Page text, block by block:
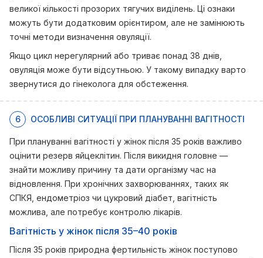
великої кількості прозорих тягучих виділень. Ці ознаки
можуть бути додатковим орієнтиром, але не замінюють
точні методи визначення овуляції.
Якщо цикл нерегулярний або триває понад 38 днів,
овуляція може бути відсутньою. У такому випадку варто
звернутися до гінеколога для обстеження.
6 ОСОБЛИВІ СИТУАЦІЇ ПРИ ПЛАНУВАННІ ВАГІТНОСТІ
При плануванні вагітності у жінок після 35 років важливо
оцінити резерв яйцеклітин. Після викидня головне —
знайти можливу причину та дати організму час на
відновлення. При хронічних захворюваннях, таких як
СПКЯ, ендометріоз чи цукровий діабет, вагітність
можлива, але потребує контролю лікарів.
Вагітність у жінок після 35–40 років
Після 35 років природна фертильність жінок поступово